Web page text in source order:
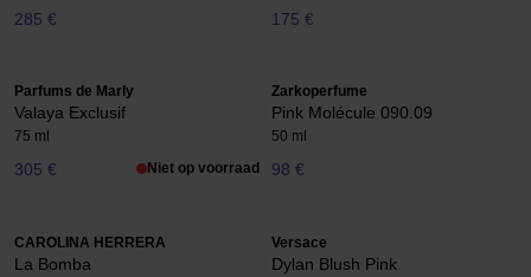
285 € 175 €
Parfums de Marly
Valaya Exclusif
75 ml
305 € Niet op voorraad
Zarkoperfume
Pink Molécule 090.09
50 ml
98 €
CAROLINA HERRERA
La Bomba
Versace
Dylan Blush Pink